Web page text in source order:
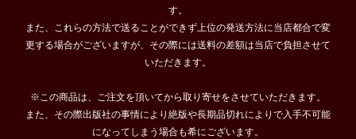
す。
また、これらの方法で送ることができず上位の発送方法に当店都合で変
更する場合がございますが、その際には送料の差額は当店で負担させて
いただきます。
※この商品は、ご注文を頂いてから取り寄せをさせていただきます。
また、その際出版社の事情により絶版や長期品切れによりで入手不可能
になってしまう場合も希にございます。